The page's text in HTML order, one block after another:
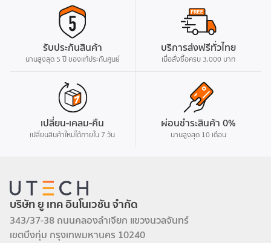
รับประกันสินค้า
นานสูงสุด 5 ปี ของแท้ประกันศูนย์
บริการส่งฟรีทั่วไทย
เมื่อสั่งซื้อครบ 3,000 บาท
เปลี่ยน-เคลม-คืน
เปลี่ยนสินค้าใหม่ได้ภายใน 7 วัน
ผ่อนชำระสินค้า 0%
นานสูงสุด 10 เดือน
บริษัท ยู เทค อินโนเวชัน จำกัด
343/37-38 ถนนคลองลำเจียก แขวงนวลจันทร์
เขตบึงกุ่ม กรุงเทพมหานคร 10240